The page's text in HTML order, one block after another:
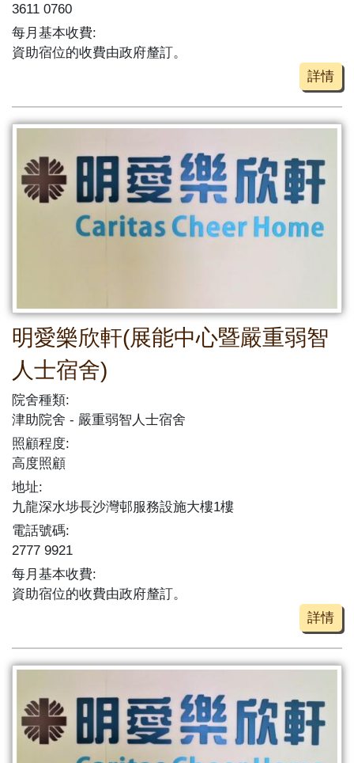
3611 0760
每月基本收費:
資助宿位的收費由政府釐訂。
詳情
明愛樂欣軒(展能中心暨嚴重弱智
人士宿舍)
院舍種類:
津助院舍
嚴重弱智人士宿舍
照顧程度:
高度照顧
地址:
九龍深水埗長沙灣邨服務設施大樓1樓
電話號碼:
2777 9921
每月基本收費:
資助宿位的收費由政府釐訂。
詳情